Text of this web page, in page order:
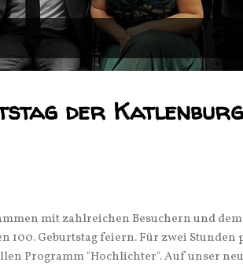
der
mit zahlreichen Besuchern und dem
100. Geburtstag feiern. Für zwei
Programm "Hochlichter". Auf unser